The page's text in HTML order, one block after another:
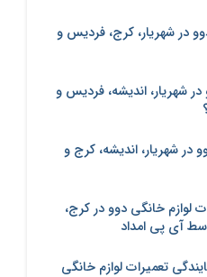
در شهریار، کرج، فردیس و
شهریار، اندیشه، فردیس و
در شهریار، اندیشه، کرج و
لوازم خانگی دوو در کرج،
آی پی امداد
تعمیرات لوازم خانگی